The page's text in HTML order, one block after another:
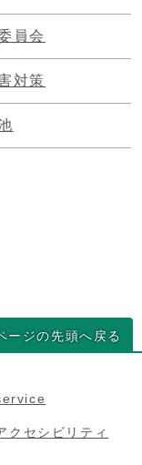
員会
対策
ージの先頭へ戻る
クセシビリティ